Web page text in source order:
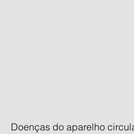
Doenças do aparelho